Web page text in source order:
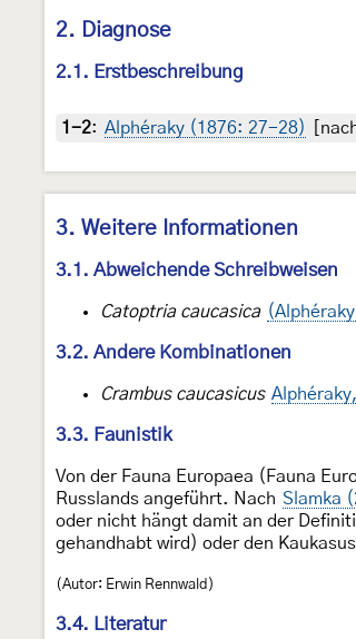
2. Diagnose
2.1. Erstbeschreibung
1-2: Alphéraky (1876: 27-28)
3. Weitere Informationen
3.1. Abweichende Schreibweisen
Catoptria caucasica
3.2. Andere Kombinationen
Crambus caucasicus
3.3. Faunistik
Von der Fauna Europaea (Fauna
Russlands angeführt. Nach Slamka
oder nicht hängt damit an der
gehandhabt wird) oder den
(Autor: Erwin Rennwald)
3.4. Literatur